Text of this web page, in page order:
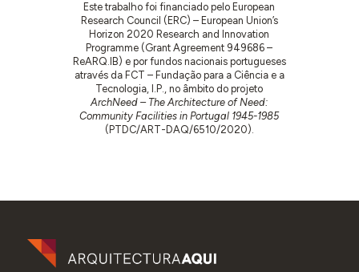
Este trabalho foi financiado pelo European
Research Council (ERC) – European Union’s
Horizon 2020 Research and Innovation
Programme (Grant Agreement 949686 –
ReARQ.IB) e por fundos nacionais portugueses
através da FCT – Fundação para a Ciência e a
Tecnologia, I.P., no âmbito do projeto
ArchNeed – The Architecture of Need:
Community Facilities in Portugal 1945-1985
(PTDC/ART-DAQ/6510/2020).